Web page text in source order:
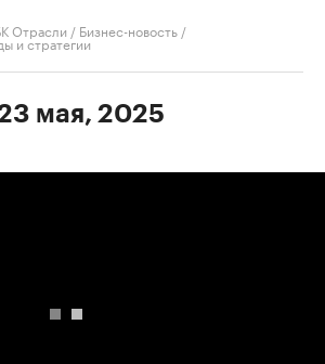
Отрасли / Бизнес-новость /
и стратегии
мая, 2025